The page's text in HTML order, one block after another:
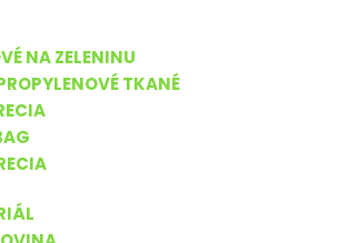
NA ZELENINU
TKANÉ